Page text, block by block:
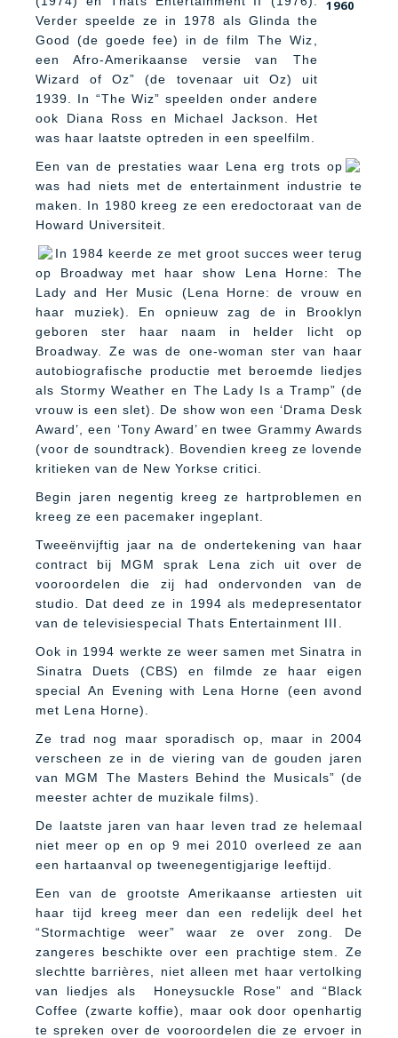
Verder speelde ze in 1978 als Glinda the
Good (de goede fee) in de film The Wiz,
een Afro-Amerikaanse versie van The
Wizard of Oz” (de tovenaar uit Oz) uit
1939. In “The Wiz” speelden onder andere
ook Diana Ross en Michael Jackson. Het
was haar laatste optreden in een speelfilm.
1960
Een van de prestaties waar Lena erg trots op
was had niets met de entertainment industrie te
maken. In 1980 kreeg ze een eredoctoraat van de
Howard Universiteit.
In 1984 keerde ze met groot succes weer terug
op Broadway met haar show Lena Horne: The
Lady and Her Music (Lena Horne: de vrouw en
haar muziek). En opnieuw zag de in Brooklyn
geboren ster haar naam in helder licht op
Broadway. Ze was de one-woman ster van haar
autobiografische productie met beroemde liedjes
als Stormy Weather en The Lady Is a Tramp” (de
vrouw is een slet). De show won een ‘Drama Desk
Award’, een ‘Tony Award’ en twee Grammy Awards
(voor de soundtrack). Bovendien kreeg ze lovende
kritieken van de New Yorkse critici.
Begin jaren negentig kreeg ze hartproblemen en
kreeg ze een pacemaker ingeplant.
Tweeënvijftig jaar na de ondertekening van haar
contract bij MGM sprak Lena zich uit over de
vooroordelen die zij had ondervonden van de
studio. Dat deed ze in 1994 als medepresentator
van de televisiespecial Thats Entertainment III.
Ook in 1994 werkte ze weer samen met Sinatra in
Sinatra Duets (CBS) en filmde ze haar eigen
special An Evening with Lena Horne (een avond
met Lena Horne).
Ze trad nog maar sporadisch op, maar in 2004
verscheen ze in de viering van de gouden jaren
van MGM The Masters Behind the Musicals” (de
meester achter de muzikale films).
De laatste jaren van haar leven trad ze helemaal
niet meer op en op 9 mei 2010 overleed ze aan
een hartaanval op tweenegentigjarige leeftijd.
Een van de grootste Amerikaanse artiesten uit
haar tijd kreeg meer dan een redelijk deel het
“Stormachtige weer” waar ze over zong. De
zangeres beschikte over een prachtige stem. Ze
slechtte barrières, niet alleen met haar vertolking
van liedjes als Honeysuckle Rose” and “Black
Coffee (zwarte koffie), maar ook door openhartig
te spreken over de vooroordelen die ze ervoer in